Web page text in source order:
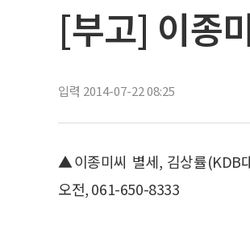
[부고] 이종
입력 2014-07-22 08:25
▲이종미씨 별세, 김상률(KDB
오전, 061-650-8333